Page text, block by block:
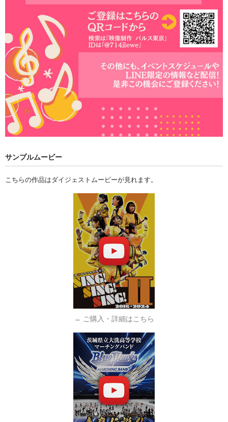
サンプルムービー
こちらの作品はダイジェストムービーが見れます。
→ ご購入・詳細はこちら